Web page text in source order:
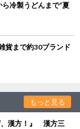
冷製うどんまで“夏
貨まで約30ブランド
もっと見る
、漢方！』 漢方三